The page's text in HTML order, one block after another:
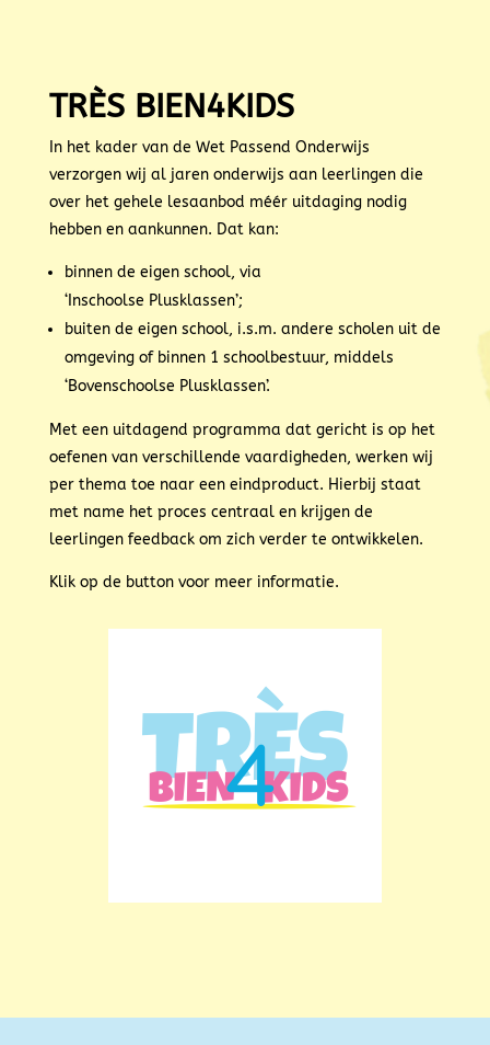
TRÈS BIEN4KIDS
In het kader van de Wet Passend Onderwijs
verzorgen wij al jaren onderwijs aan leerlingen die
over het gehele lesaanbod méér uitdaging nodig
hebben en aankunnen. Dat kan:
binnen de eigen school, via
‘Inschoolse Plusklassen’;
buiten de eigen school, i.s.m. andere scholen uit de
omgeving of binnen 1 schoolbestuur, middels
‘Bovenschoolse Plusklassen’.
Met een uitdagend programma dat gericht is op het
oefenen van verschillende vaardigheden, werken wij
per thema toe naar een eindproduct. Hierbij staat
met name het proces centraal en krijgen de
leerlingen feedback om zich verder te ontwikkelen.
Klik op de button voor meer informatie.